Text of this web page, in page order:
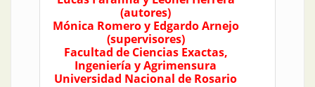
(autores)
Mónica Romero y Edgardo Arnejo
(supervisores)
Facultad de Ciencias Exactas,
Ingeniería y Agrimensura
Universidad Nacional de Rosario